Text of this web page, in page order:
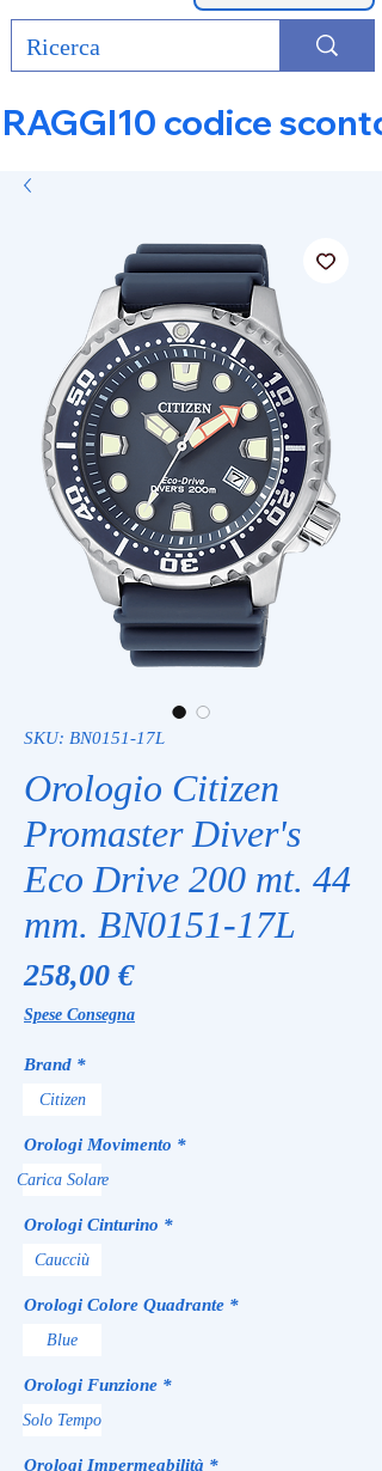
RAGGI10 codice
SKU: BN0151-17L
Orologio Citizen
Promaster Diver's
Eco Drive 200 mt. 44
mm. BN0151-17L
258,00 €Prezzo
Spese Consegna
Brand *
Citizen
Orologi Movimento *
Carica Solare
Orologi Cinturino *
Caucciù
Orologi Colore Quadrante *
Blue
Orologi Funzione *
Solo Tempo
Orologi Impermeabilità *